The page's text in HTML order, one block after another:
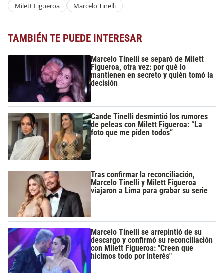
Milett Figueroa Marcelo Tinelli
TAMBIÉN TE PUEDE INTERESAR
Marcelo Tinelli se separó de Milett
Figueroa, otra vez: por qué lo
mantienen en secreto y quién tomó la
decisión
Cande Tinelli desmintió los rumores
de peleas con Milett Figueroa: “La
foto que me piden todos”
Tras confirmar la reconciliación,
Marcelo Tinelli y Milett Figueroa
viajaron a Lima para grabar su serie
Marcelo Tinelli se arrepintió de su
descargo y confirmó su reconciliación
con Milett Figueroa: "Creen que
hicimos todo por interés"